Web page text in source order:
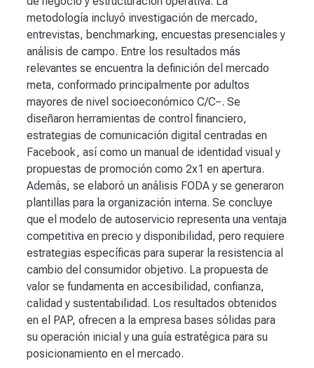
metodología incluyó investigación de mercado,
entrevistas, benchmarking, encuestas presenciales y
análisis de campo. Entre los resultados más
relevantes se encuentra la definición del mercado
meta, conformado principalmente por adultos
mayores de nivel socioeconómico C/C−. Se
diseñaron herramientas de control financiero,
estrategias de comunicación digital centradas en
Facebook, así como un manual de identidad visual y
propuestas de promoción como 2x1 en apertura.
Además, se elaboró un análisis FODA y se generaron
plantillas para la organización interna. Se concluye
que el modelo de autoservicio representa una ventaja
competitiva en precio y disponibilidad, pero requiere
estrategias específicas para superar la resistencia al
cambio del consumidor objetivo. La propuesta de
valor se fundamenta en accesibilidad, confianza,
calidad y sustentabilidad. Los resultados obtenidos
en el PAP, ofrecen a la empresa bases sólidas para
su operación inicial y una guía estratégica para su
posicionamiento en el mercado.